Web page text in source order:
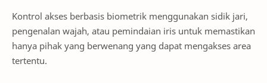
Kontrol akses berbasis biometrik menggunakan sidik jari,
pengenalan wajah, atau pemindaian iris untuk memastikan
hanya pihak yang berwenang yang dapat mengakses area
tertentu.